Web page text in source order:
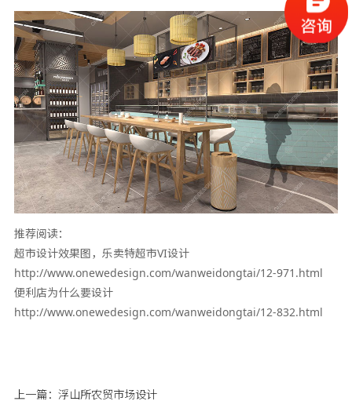
推荐阅读：
超市设计效果图，乐卖特超市VI设计
http://www.onewedesign.com/wanweidongtai/12-971.html
便利店为什么要设计
http://www.onewedesign.com/wanweidongtai/12-832.html
上一篇： 浮山所农贸市场设计